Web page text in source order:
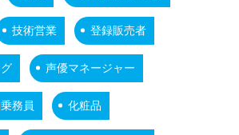
技術営業 登録販売者
声優マネージャー
務員 化粧品